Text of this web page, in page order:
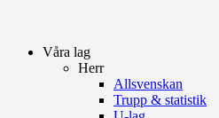
Våra lag
Herr
Allsvenskan
Trupp & statistik